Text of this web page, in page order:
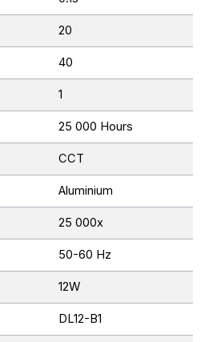
20
40
1
25 000 Hours
CCT
Aluminium
25 000x
50-60 Hz
12W
DL12-B1